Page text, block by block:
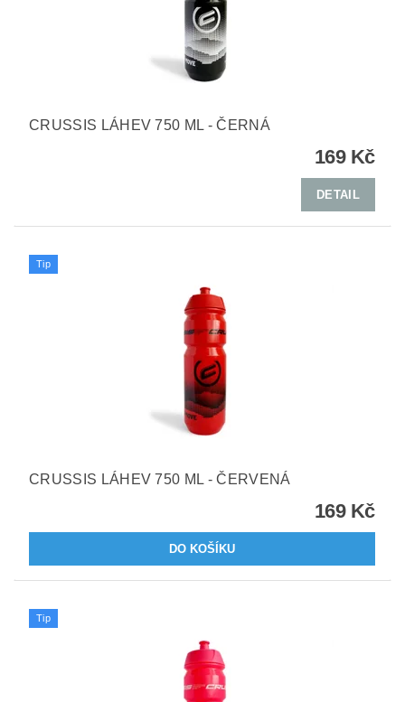
CRUSSIS LÁHEV 750 ML - ČERNÁ
169 Kč
DETAIL
Tip
CRUSSIS LÁHEV 750 ML - ČERVENÁ
169 Kč
Tip